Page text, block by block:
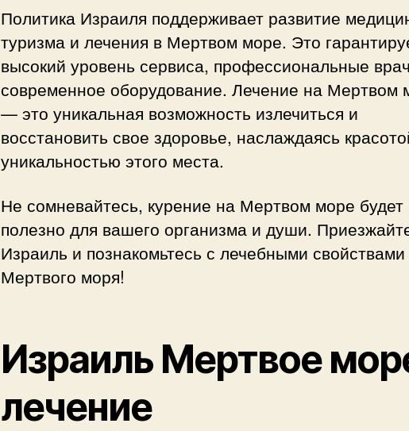
Политика Израиля поддерживает развитие
туризма и лечения в Мертвом море. Это
высокий уровень сервиса, профессиональные
современное оборудование. Лечение на Мертвом
— это уникальная возможность излечиться и
восстановить свое здоровье, наслаждаясь
уникальностью этого места.
Не сомневайтесь, курение на Мертвом море будет
полезно для вашего организма и души.
Израиль и познакомьтесь с лечебными свойствами
Мертвого моря!
Израиль Мертвое
лечение